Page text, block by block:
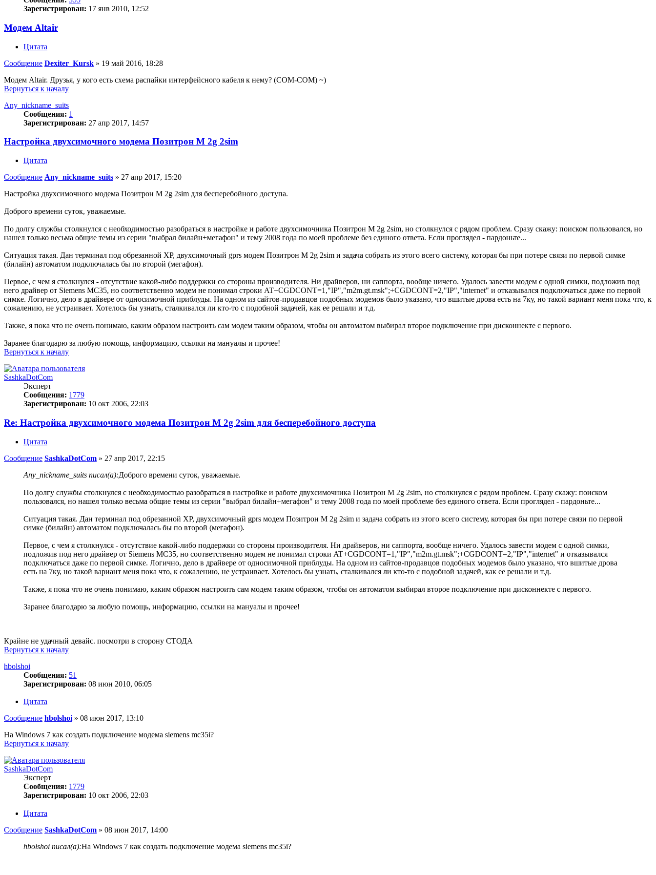
Зарегистрирован: 17 янв 2010, 12:52
Модем Altair
Цитата
Сообщение Dexiter_Kursk » 19 май 2016, 18:28
Модем Altair. Друзья, у кого есть схема распайки интерфейсного кабеля к нему? (СОМ-СОМ) ~)
Вернуться к началу
Any_nickname_suits
Сообщения: 1
Зарегистрирован: 27 апр 2017, 14:57
Настройка двухсимочного модема Позитрон М 2g 2sim
Цитата
Сообщение Any_nickname_suits » 27 апр 2017, 15:20
Настройка двухсимочного модема Позитрон М 2g 2sim для бесперебойного доступа.
Доброго времени суток, уважаемые.
По долгу службы столкнулся с необходимостью разобраться в настройке и работе двухсимочника Позитрон М 2g 2sim, но столкнулся с рядом проблем. Сразу скажу: поиском пользовался, но
нашел только весьма общие темы из серии "выбрал билайн+мегафон" и тему 2008 года по моей проблеме без единого ответа. Если проглядел - пардоньте...
Ситуация такая. Дан терминал под обрезанной XP, двухсимочный gprs модем Позитрон М 2g 2sim и задача собрать из этого всего систему, которая бы при потере связи по первой симке
(билайн) автоматом подключалась бы по второй (мегафон).
Первое, с чем я столкнулся - отсутствие какой-либо поддержки со стороны производителя. Ни драйверов, ни саппорта, вообще ничего. Удалось завести модем с одной симки, подложив под
него драйвер от Siemens MC35, но соответственно модем не понимал строки AT+CGDCONT=1,"IP","m2m.gt.msk";+CGDCONT=2,"IP","internet" и отказывался подключаться даже по первой
симке. Логично, дело в драйвере от односимочной приблуды. На одном из сайтов-продавцов подобных модемов было указано, что вшитые дрова есть на 7ку, но такой вариант меня пока что, к
сожалению, не устраивает. Хотелось бы узнать, сталкивался ли кто-то с подобной задачей, как ее решали и т.д.
Также, я пока что не очень понимаю, каким образом настроить сам модем таким образом, чтобы он автоматом выбирал второе подключение при дисконнекте с первого.
Заранее благодарю за любую помощь, информацию, ссылки на мануалы и прочее!
Вернуться к началу
SashkaDotCom
Эксперт
Сообщения: 1779
Зарегистрирован: 10 окт 2006, 22:03
Re: Настройка двухсимочного модема Позитрон М 2g 2sim для бесперебойного доступа
Цитата
Сообщение SashkaDotCom » 27 апр 2017, 22:15
Any_nickname_suits писал(а):Доброго времени суток, уважаемые.
По долгу службы столкнулся с необходимостью разобраться в настройке и работе двухсимочника Позитрон М 2g 2sim, но столкнулся с рядом проблем. Сразу скажу: поиском
пользовался, но нашел только весьма общие темы из серии "выбрал билайн+мегафон" и тему 2008 года по моей проблеме без единого ответа. Если проглядел - пардоньте...
Ситуация такая. Дан терминал под обрезанной XP, двухсимочный gprs модем Позитрон М 2g 2sim и задача собрать из этого всего систему, которая бы при потере связи по первой
симке (билайн) автоматом подключалась бы по второй (мегафон).
Первое, с чем я столкнулся - отсутствие какой-либо поддержки со стороны производителя. Ни драйверов, ни саппорта, вообще ничего. Удалось завести модем с одной симки,
подложив под него драйвер от Siemens MC35, но соответственно модем не понимал строки AT+CGDCONT=1,"IP","m2m.gt.msk";+CGDCONT=2,"IP","internet" и отказывался
подключаться даже по первой симке. Логично, дело в драйвере от односимочной приблуды. На одном из сайтов-продавцов подобных модемов было указано, что вшитые дрова
есть на 7ку, но такой вариант меня пока что, к сожалению, не устраивает. Хотелось бы узнать, сталкивался ли кто-то с подобной задачей, как ее решали и т.д.
Также, я пока что не очень понимаю, каким образом настроить сам модем таким образом, чтобы он автоматом выбирал второе подключение при дисконнекте с первого.
Заранее благодарю за любую помощь, информацию, ссылки на мануалы и прочее!
Крайне не удачный девайс. посмотри в сторону СТОДА
Вернуться к началу
hbolshoi
Сообщения: 51
Зарегистрирован: 08 июн 2010, 06:05
Цитата
Сообщение hbolshoi » 08 июн 2017, 13:10
На Windows 7 как создать подключение модема siemens mc35i?
Вернуться к началу
SashkaDotCom
Эксперт
Сообщения: 1779
Зарегистрирован: 10 окт 2006, 22:03
Цитата
Сообщение SashkaDotCom » 08 июн 2017, 14:00
hbolshoi писал(а):На Windows 7 как создать подключение модема siemens mc35i?